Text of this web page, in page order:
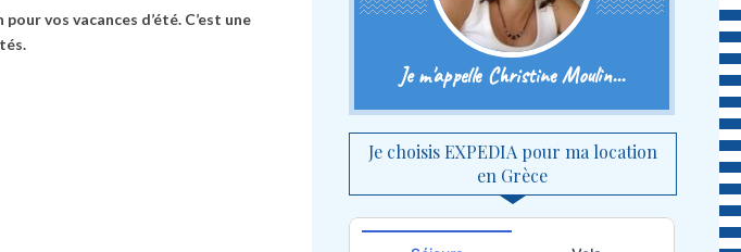
vos vacances d’été. C’est une
Je m'appelle Christine Moulin...
Je choisis EXPEDIA pour ma location
en Grèce